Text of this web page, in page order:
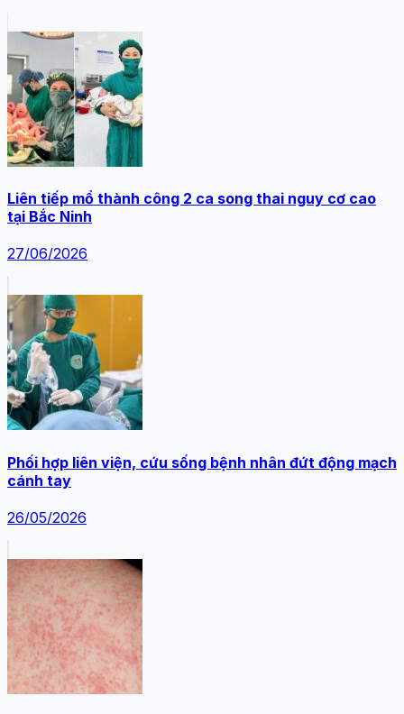
Liên tiếp mổ thành công 2 ca song thai nguy cơ cao
tại Bắc Ninh
27/06/2026
Phối hợp liên viện, cứu sống bệnh nhân đứt động mạch
cánh tay
26/05/2026